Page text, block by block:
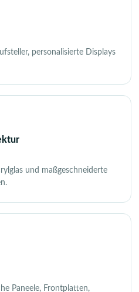
personalisierte Displays
und maßgeschneiderte
Paneele, Frontplatten,